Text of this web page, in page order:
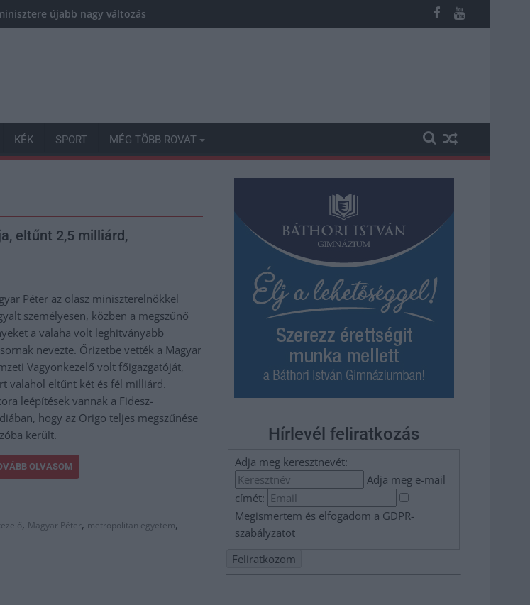
újabb nagy változásokról döntött a közoktatásban - például az iskolaigazgatók visszakapják
KÉK SPORT MÉG TÖBB ROVAT
eltűnt 2,5 milliárd,
Péter az olasz miniszterelnökkel
személyesen, közben a megszűnő
a valaha volt leghitványabb
nevezte. Őrizetbe vették a Magyar
Vagyonkezelő volt főigazgatóját,
valahol eltűnt két és fél milliárd.
leépítések vannak a Fidesz-
hogy az Origo teljes megszűnése
került.
OLVASOM
, Magyar Péter, metropolitan egyetem,
Hírlevél feliratkozás
Adja meg keresztnevét:
Adja meg e-mail
címét:
Megismertem és elfogadom a GDPR-
szabályzatot